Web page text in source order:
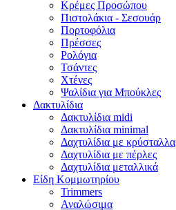
Κρέμες Προσώπου
Πιστολάκια - Σεσουάρ
Πορτοφόλια
Πρέσσες
Ρολόγια
Τσάντες
Χτένες
Ψαλίδια για Μπούκλες
Δακτυλίδια
Δακτυλίδια midi
Δακτυλίδια minimal
Δαχτυλίδια με κρύσταλλα
Δαχτυλίδια με πέρλες
Δαχτυλίδια μεταλλικά
Είδη Κομμωτηρίου
Trimmers
Αναλώσιμα